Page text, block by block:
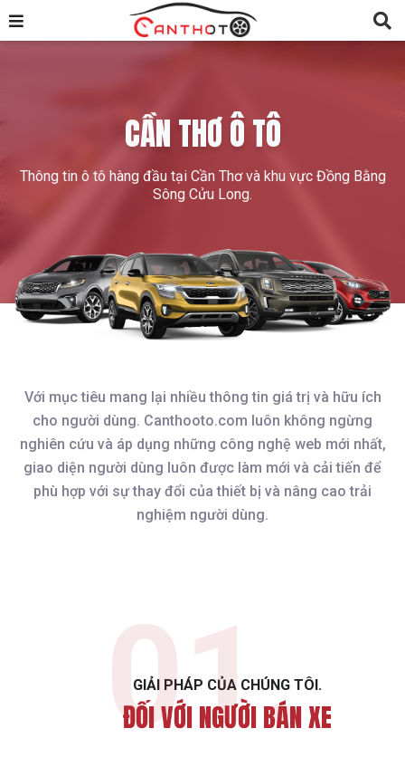
CẦN THƠ Ô TÔ
Thông tin ô tô hàng đầu tại Cần Thơ và khu vực Đồng Bằng
Sông Cửu Long.
Với mục tiêu mang lại nhiều thông tin giá trị và hữu ích
cho người dùng. Canthooto.com luôn không ngừng
nghiên cứu và áp dụng những công nghệ web mới nhất,
giao diện người dùng luôn được làm mới và cải tiến để
phù hợp với sự thay đổi của thiết bị và nâng cao trải
nghiệm người dùng.
01.
GIẢI PHÁP CỦA CHÚNG TÔI.
ĐỐI VỚI NGƯỜI BÁN XE